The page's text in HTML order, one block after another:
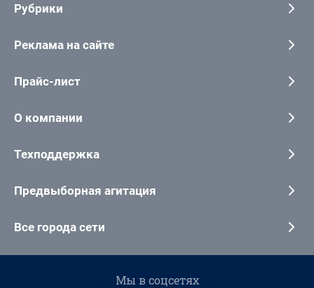
Рубрики
Реклама на сайте
Прайс-лист
О компании
Техподдержка
Предвыборная агитация
Все города сети
Мы в соцсетях